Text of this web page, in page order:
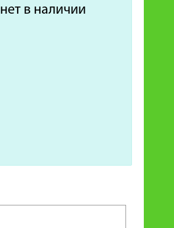
нет в наличии